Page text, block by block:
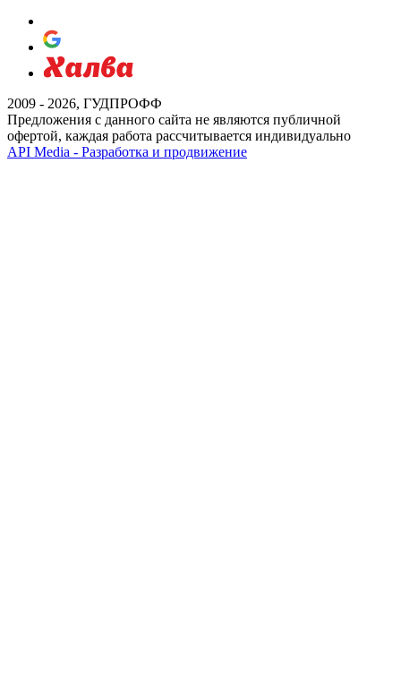
2009 - 2026, ГУДПРОФФ
Предложения с данного сайта не являются публичной
офертой, каждая работа рассчитывается индивидуально
API Media - Разработка и продвижение